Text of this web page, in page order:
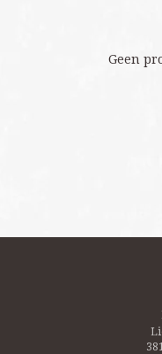
Geen